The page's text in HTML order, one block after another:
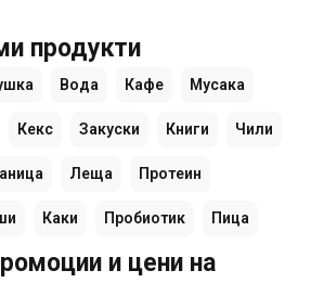
продукти
Вода Кафе Мусака
Кекс Закуски Книги Чили
Леща Протеин
Каки Пробиотик Пица
и цени на